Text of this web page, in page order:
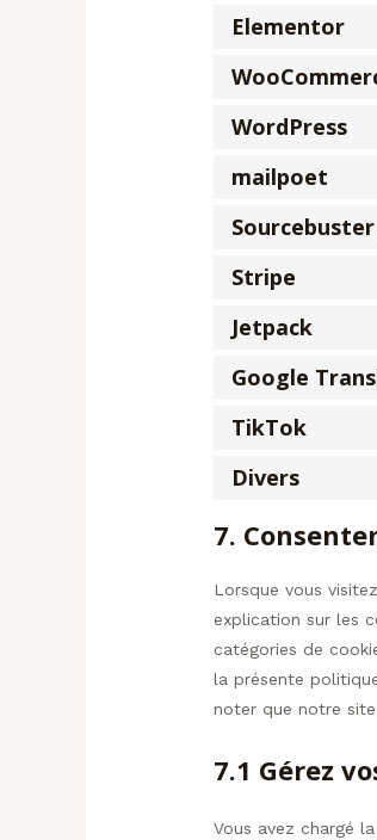
Elementor
WordPress
mailpoet
Sourcebuster
Stripe
Jetpack
Google
TikTok
Divers
7.
Lorsque vous
explication sur les
catégories de
la présente
noter que notre
7.1 Gérez
Vous avez chargé